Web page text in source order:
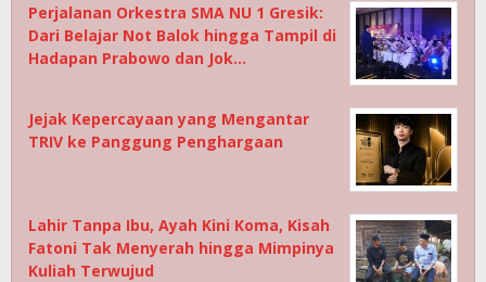
Perjalanan Orkestra SMA NU 1 Gresik:
Dari Belajar Not Balok hingga Tampil di
Hadapan Prabowo dan Jok…
Jejak Kepercayaan yang Mengantar
TRIV ke Panggung Penghargaan
Lahir Tanpa Ibu, Ayah Kini Koma, Kisah
Fatoni Tak Menyerah hingga Mimpinya
Kuliah Terwujud